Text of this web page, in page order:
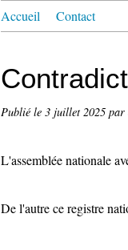
Accueil Contact
Publié le 3 juillet 2025 par
L'assemblée nationale
De l'autre ce registre